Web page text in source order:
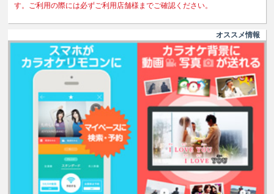
す。ご利用の際には必ずご利用店舗様までご確認ください。
オススメ情報